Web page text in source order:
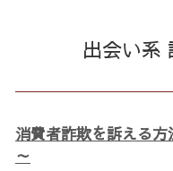
出会い系
消費者詐欺を訴える
～